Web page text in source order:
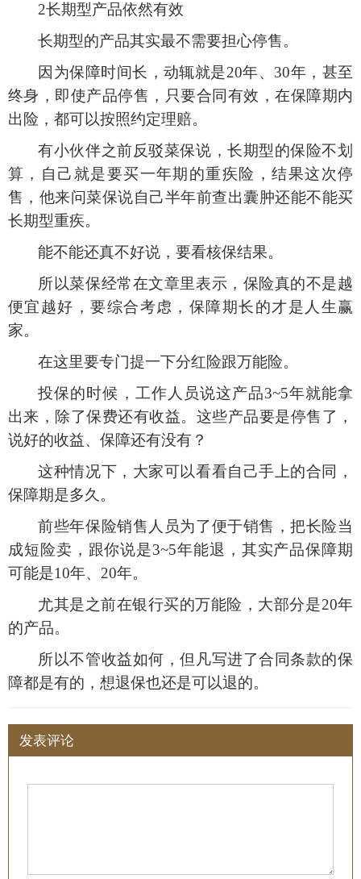
2长期型产品依然有效
长期型的产品其实最不需要担心停售。
因为保障时间长，动辄就是20年、30年，甚至
终身，即使产品停售，只要合同有效，在保障期内
出险，都可以按照约定理赔。
有小伙伴之前反驳菜保说，长期型的保险不划
算，自己就是要买一年期的重疾险，结果这次停
售，他来问菜保说自己半年前查出囊肿还能不能买
长期型重疾。
能不能还真不好说，要看核保结果。
所以菜保经常在文章里表示，保险真的不是越
便宜越好，要综合考虑，保障期长的才是人生赢
家。
在这里要专门提一下分红险跟万能险。
投保的时候，工作人员说这产品3~5年就能拿
出来，除了保费还有收益。这些产品要是停售了，
说好的收益、保障还有没有？
这种情况下，大家可以看看自己手上的合同，
保障期是多久。
前些年保险销售人员为了便于销售，把长险当
成短险卖，跟你说是3~5年能退，其实产品保障期
可能是10年、20年。
尤其是之前在银行买的万能险，大部分是20年
的产品。
所以不管收益如何，但凡写进了合同条款的保
障都是有的，想退保也还是可以退的。
发表评论